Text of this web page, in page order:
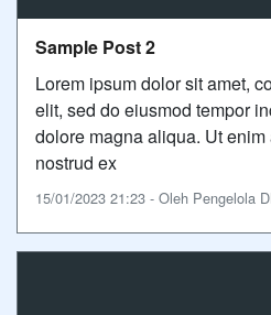
Sample Post 2
Lorem ipsum dolor sit amet,
elit, sed do eiusmod tempor
dolore magna aliqua. Ut
nostrud ex
15/01/2023 21:23 - Oleh Pengelola